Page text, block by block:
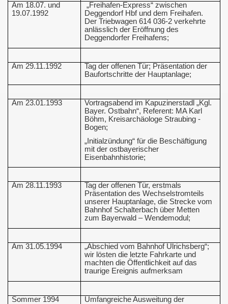
Am 18.07. und
19.07.1992
„Freihafen-Express“ zwischen
Deggendorf Hbf und dem Freihafen.
Der Triebwagen 614 036-2 verkehrte
anlässlich der Eröffnung des
Deggendorfer Freihafens;
Am 29.11.1992
Tag der offenen Tür; Präsentation der
Baufortschritte der Hauptanlage;
Am 23.01.1993
Vortragsabend im Kapuzinerstadl „Kgl.
Bayer. Ostbahn“, Referent: MA Karl
Böhm, Kreisarchäologe Straubing -
Bogen;
„Initialzündung“ für die Beschäftigung
mit der ostbayerischer
Eisenbahnhistorie;
Am 28.11.1993
Tag der offenen Tür, erstmals
Präsentation des Wechselstromteils
unserer Hauptanlage, die Strecke vom
Bahnhof Schalterbach über Metten
zum Bayerwald – Wendemodul;
Am 31.05.1994
„Abschied vom Bahnhof Ulrichsberg“;
wir lösten die letzte Fahrkarte und
machten die Öffentlichkeit auf das
traurige Ereignis aufmerksam
Sommer 1994
Umfangreiche Ausweitung der